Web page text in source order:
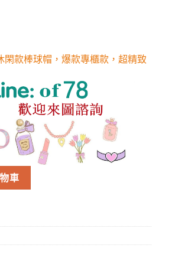
閑款棒球帽，爆款專櫃款，超精致
棒球帽，爆款專櫃款，超精致 數量
車